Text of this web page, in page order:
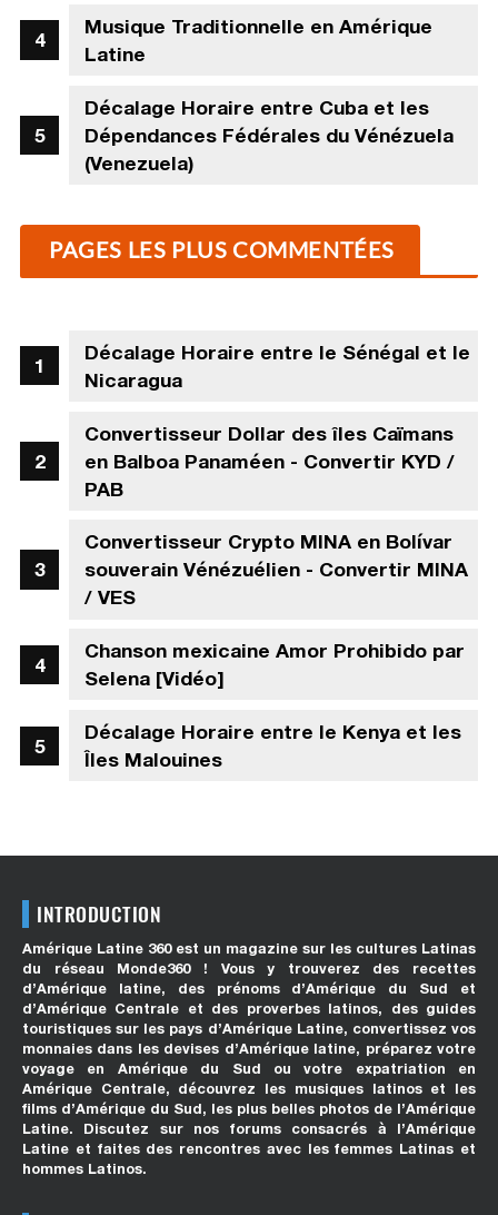
Musique Traditionnelle en Amérique
Latine
Décalage Horaire entre Cuba et les
Dépendances Fédérales du Vénézuela
(Venezuela)
PAGES LES PLUS COMMENTÉES
Décalage Horaire entre le Sénégal et le
Nicaragua
Convertisseur Dollar des îles Caïmans
en Balboa Panaméen - Convertir KYD /
PAB
Convertisseur Crypto MINA en Bolívar
souverain Vénézuélien - Convertir MINA
/ VES
Chanson mexicaine Amor Prohibido par
Selena [Vidéo]
Décalage Horaire entre le Kenya et les
Îles Malouines
INTRODUCTION
Amérique Latine 360 est un magazine sur les cultures Latinas
du réseau Monde360 ! Vous y trouverez des recettes
d’Amérique latine, des prénoms d’Amérique du Sud et
d’Amérique Centrale et des proverbes latinos, des guides
touristiques sur les pays d’Amérique Latine, convertissez vos
monnaies dans les devises d’Amérique latine, préparez votre
voyage en Amérique du Sud ou votre expatriation en
Amérique Centrale, découvrez les musiques latinos et les
films d’Amérique du Sud, les plus belles photos de l’Amérique
Latine. Discutez sur nos forums consacrés à l’Amérique
Latine et faites des rencontres avec les femmes Latinas et
hommes Latinos.